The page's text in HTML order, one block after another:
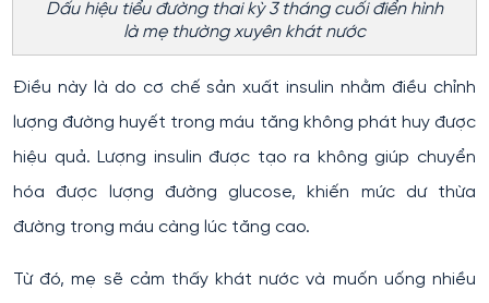
Dấu hiệu tiểu đường thai kỳ 3 tháng cuối điển hình
là mẹ thường xuyên khát nước
Điều này là do cơ chế sản xuất insulin nhằm điều chỉnh
lượng đường huyết trong máu tăng không phát huy được
hiệu quả. Lượng insulin được tạo ra không giúp chuyển
hóa được lượng đường glucose, khiến mức dư thừa
đường trong máu càng lúc tăng cao.
Từ đó, mẹ sẽ cảm thấy khát nước và muốn uống nhiều